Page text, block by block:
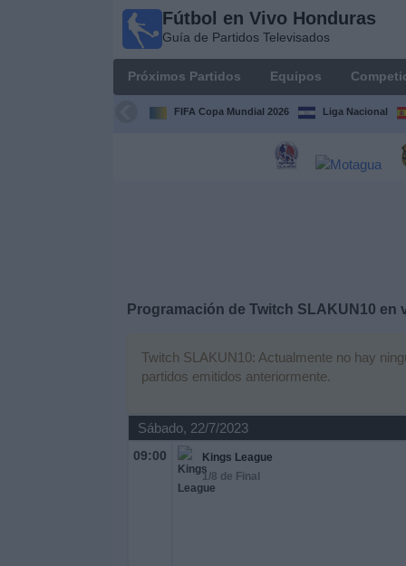
Fútbol en Vivo Honduras
Guía de Partidos Televisados
Próximos Partidos Equipos
FIFA Copa Mundial 2026 Liga Nacional
Programación de Twitch SLAKUN10 en
Twitch SLAKUN10: Actualmente no hay
partidos emitidos anteriormente.
Sábado, 22/7/2023
09:00
Kings League
1/8 de Final
Fútbol en
Honduras